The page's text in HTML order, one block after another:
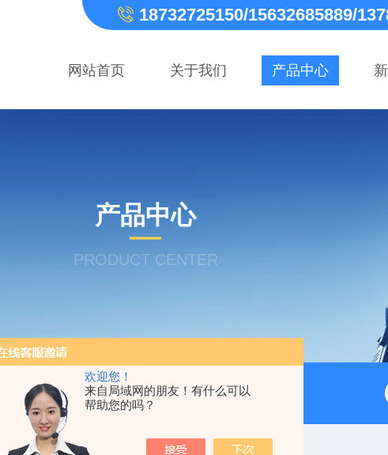
欢迎您！
来自局域网的朋友！有什么可以
帮助您的吗？
18732725150/15632685889/
网站首页 关于我们 产品中心
产品中心
PRODUCT CENTER
降噪） 岩棉吸音板（吊顶专用装饰材料） 600*600